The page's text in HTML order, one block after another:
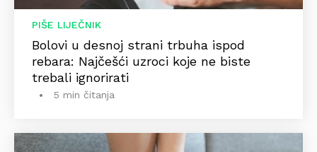
PIŠE LIJEČNIK
Bolovi u desnoj strani trbuha ispod
rebara: Najčešći uzroci koje ne biste
trebali ignorirati
5 min čitanja